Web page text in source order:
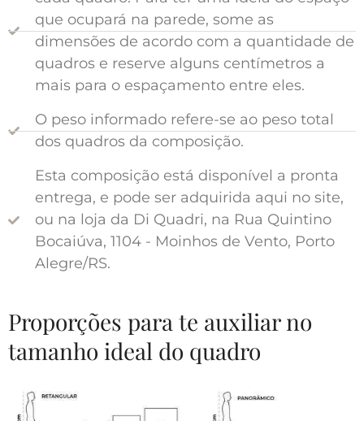
que ocupará na parede, some as
dimensões de acordo com a quantidade de
quadros e reserve alguns centímetros a
mais para o espaçamento entre eles.
O peso informado refere-se ao peso total
dos quadros da composição.
Esta composição está disponível a pronta
entrega, e pode ser adquirida aqui no site,
ou na loja da Di Quadri, na Rua Quintino
Bocaiúva, 1104 - Moinhos de Vento, Porto
Alegre/RS.
Proporções para te auxiliar no
tamanho ideal do quadro